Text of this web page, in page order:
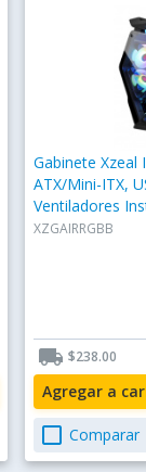
Gabinete Xzeal
ATX/Mini-ITX,
Ventiladores
XZGAIRRGBB
local_shipping $238.00
Agregar a
check_box_outline_blank Comparar